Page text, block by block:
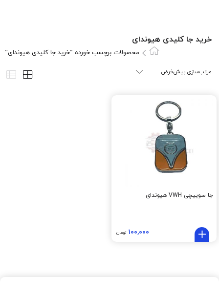
خرید جا کلیدی هیوندای
محصولات برچسب خورده “خرید جا کلیدی هیوندای”
جا سوییچی VWH هیوندای
۱۰۰,۰۰۰ تومان